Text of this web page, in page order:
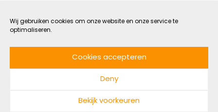
Wij gebruiken cookies om onze website en onze service te
optimaliseren.
Cookies accepteren
Deny
Bekijk voorkeuren
5 APRIL 2023
DOOR ROANNE VAN BAREN LEESTIJD: 6 MIN
materialen, energie komt van de zon, regenwater
wordt opgevangen en voorzieningen als